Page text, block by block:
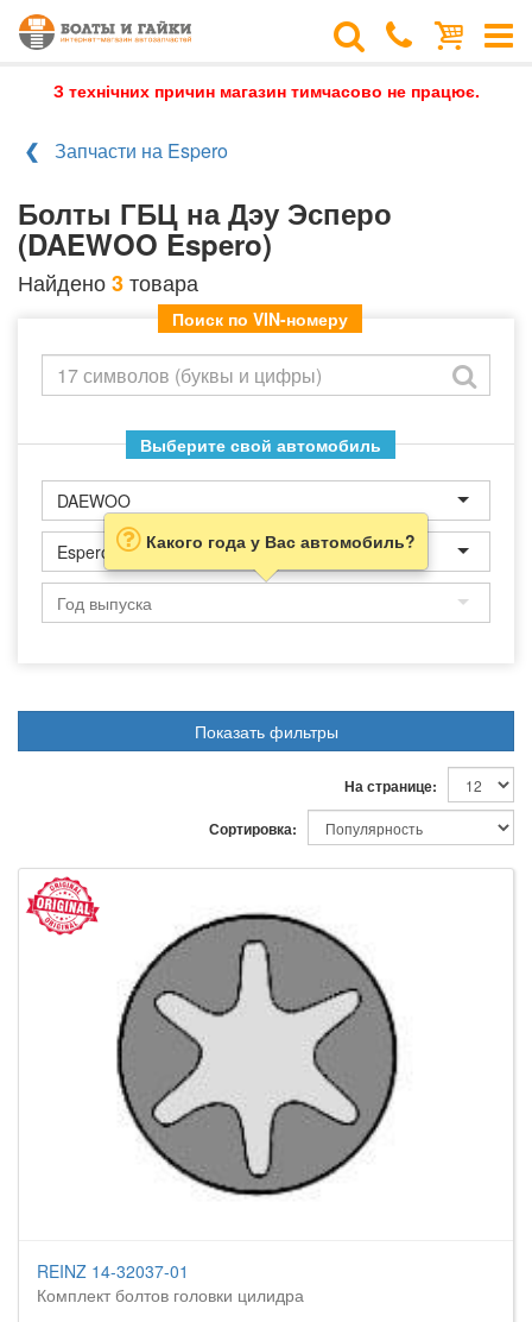
З технічних причин магазин тимчасово не працює.
Запчасти на Espero
Болты ГБЦ на Дэу Эсперо
(DAEWOO Espero)
Найдено3товара
Поиск по VIN-номеру
Выберите свой автомобиль
DAEWOO
Espero Какого года у Вас автомобиль?
Показать фильтры
На странице:
Сортировка:
REINZ 14-32037-01
Комплект болтов головки цилидра